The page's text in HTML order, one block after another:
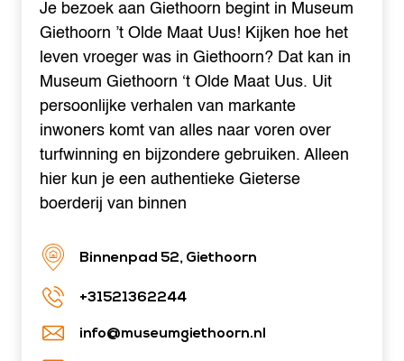
Je bezoek aan Giethoorn begint in Museum
Giethoorn ’t Olde Maat Uus! Kijken hoe het
leven vroeger was in Giethoorn? Dat kan in
Museum Giethoorn ‘t Olde Maat Uus. Uit
persoonlijke verhalen van markante
inwoners komt van alles naar voren over
turfwinning en bijzondere gebruiken. Alleen
hier kun je een authentieke Gieterse
boerderij van binnen
Binnenpad 52, Giethoorn
+31521362244
info@museumgiethoorn.nl